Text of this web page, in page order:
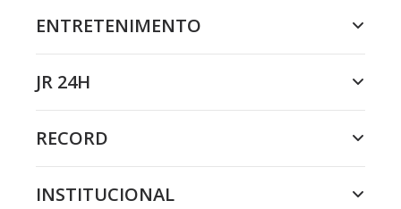
ENTRETENIMENTO
JR 24H
RECORD
INSTITUCIONAL